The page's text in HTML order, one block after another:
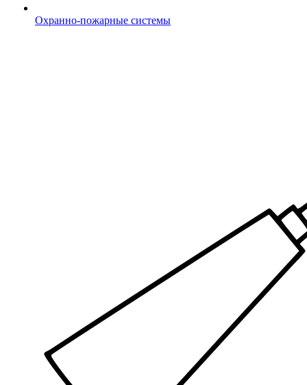
Охранно-пожарные системы